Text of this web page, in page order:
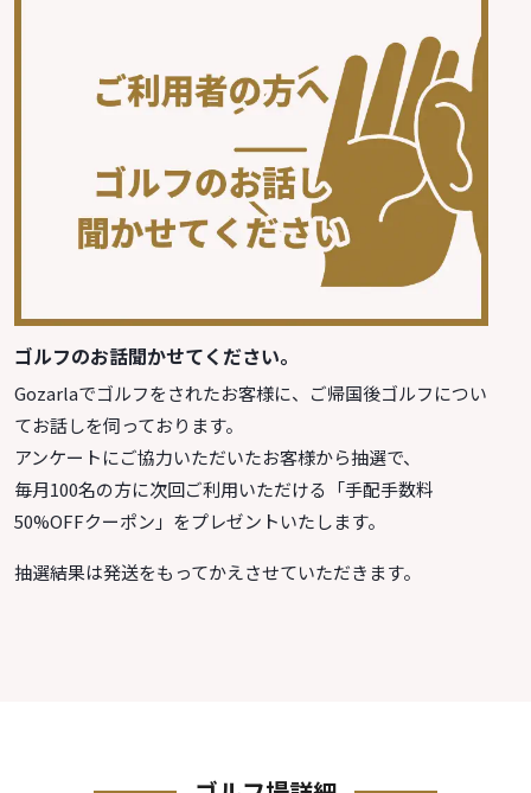
ゴルフのお話聞かせてください。
Gozarlaでゴルフをされたお客様に、ご帰国後ゴルフについ
てお話しを伺っております。
アンケートにご協力いただいたお客様から抽選で、
毎月100名の方に次回ご利用いただける「手配手数料
50%OFFクーポン」をプレゼントいたします。
抽選結果は発送をもってかえさせていただきます。